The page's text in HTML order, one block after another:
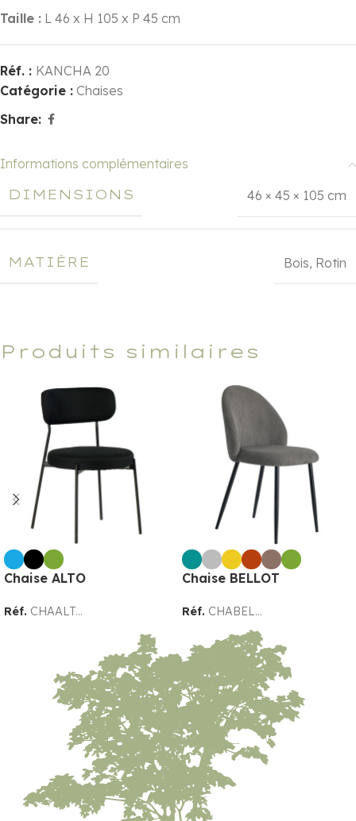
Taille : L 46 x H 105 x P 45 cm
Réf. : KANCHA 20
Catégorie : Chaises
Share:
Informations complémentaires
DIMENSIONS
46 × 45 × 105 cm
MATIÈRE Bois, Rotin
Produits similaires
Chaise ALTO
Réf. CHAALT...
Chaise BELLOT
Réf. CHABEL...